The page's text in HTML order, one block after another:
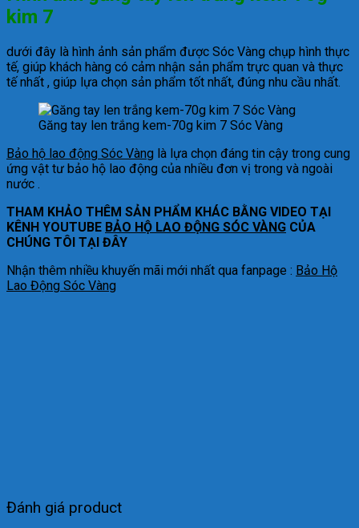
kim 7
dưới đây là hình ảnh sản phẩm được Sóc Vàng chụp hình thực
tế, giúp khách hàng có cảm nhận sản phẩm trực quan và thực
tế nhất , giúp lựa chọn sản phẩm tốt nhất, đúng nhu cầu nhất.
Găng tay len trắng kem-70g kim 7 Sóc Vàng
Bảo hộ lao động Sóc Vàng là lựa chọn đáng tin cậy trong cung
ứng vật tư bảo hộ lao động của nhiều đơn vị trong và ngoài
nước .
THAM KHẢO THÊM SẢN PHẨM KHÁC BẰNG VIDEO TẠI
KÊNH YOUTUBE BẢO HỘ LAO ĐỘNG SÓC VÀNG CỦA
CHÚNG TÔI TẠI ĐÂY
Nhận thêm nhiều khuyến mãi mới nhất qua fanpage : Bảo Hộ
Lao Động Sóc Vàng
Đánh giá product